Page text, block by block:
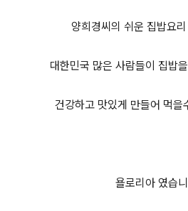
양희경씨의 쉬운 집밥요
대한민국 많은 사람들이 집밥
건강하고 맛있게 만들어 먹을
욜로리아 였습